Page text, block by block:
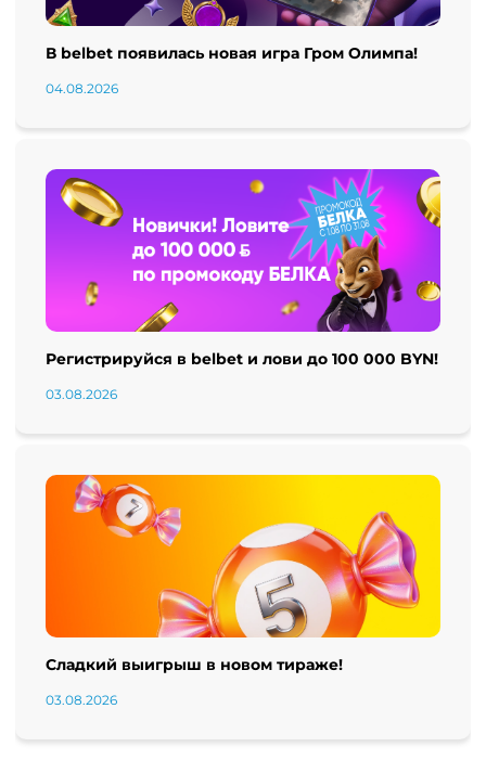
В belbet появилась новая игра Гром Олимпа!
04.08.2026
Регистрируйся в belbet и лови до 100 000 BYN!
03.08.2026
Сладкий выигрыш в новом тираже!
03.08.2026